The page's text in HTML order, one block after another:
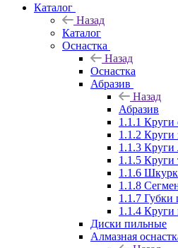
Каталог
Назад
Каталог
Оснастка
Назад
Оснастка
Абразив
Назад
Абразив
1.1.1 Круги
1.1.2 Круги
1.1.3 Круги
1.1.5 Круги
1.1.6
1.1.8
1.1.7
1.1.4
Диски пильные
Алмазная